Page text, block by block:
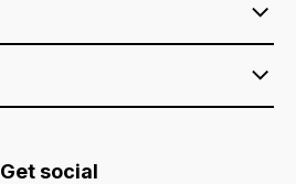
Get social